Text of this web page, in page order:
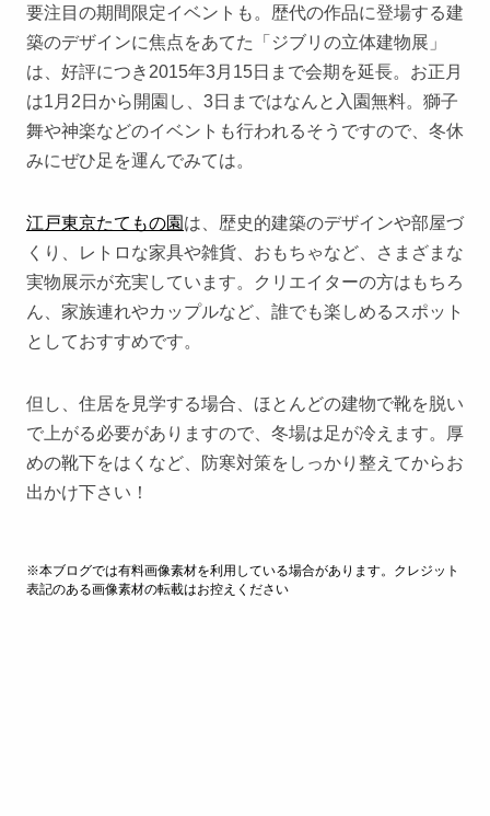
要注目の期間限定イベントも。歴代の作品に登場する建
築のデザインに焦点をあてた「ジブリの立体建物展」
は、好評につき2015年3月15日まで会期を延長。お正月
は1月2日から開園し、3日まではなんと入園無料。獅子
舞や神楽などのイベントも行われるそうですので、冬休
みにぜひ足を運んでみては。
江戸東京たてもの園 は、歴史的建築のデザインや部屋づ
くり、レトロな家具や雑貨、おもちゃなど、さまざまな
実物展示が充実しています。クリエイターの方はもちろ
ん、家族連れやカップルなど、誰でも楽しめるスポット
としておすすめです。
但し、住居を見学する場合、ほとんどの建物で靴を脱い
で上がる必要がありますので、冬場は足が冷えます。厚
めの靴下をはくなど、防寒対策をしっかり整えてからお
出かけ下さい！
※本ブログでは有料画像素材を利用している場合があります。クレジット
表記のある画像素材の転載はお控えください